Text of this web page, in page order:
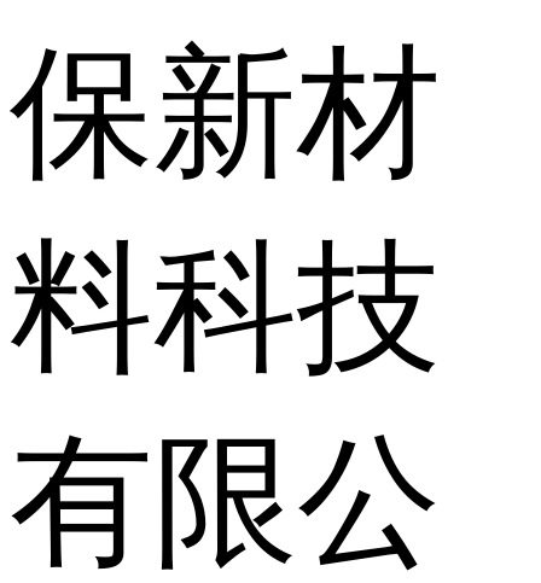
保新材
料科技
有限公